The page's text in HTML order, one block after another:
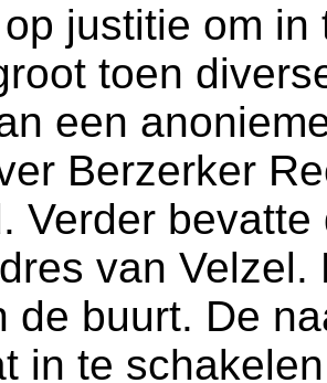
justitie om
toen
een
Berzerker
Verder
van
de buurt. De
in te